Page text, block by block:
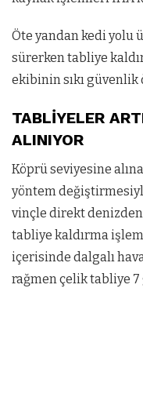
Öte yandan kedi yolu
sürerken tabliye
ekibinin sıkı güvenlik
TABLİYELER
ALINIYOR
Köprü seviyesine
yöntem
vinçle direkt denizden
tabliye kaldırma
içerisinde dalgalı
rağmen çelik tabliye 7